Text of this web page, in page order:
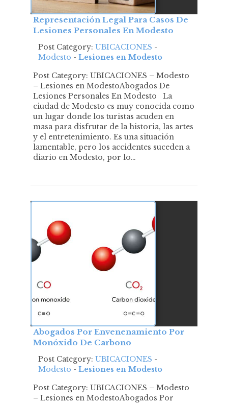
Representación Legal Para Casos De
Lesiones Personales En Modesto
Post Category: UBICACIONES -
Modesto - Lesiones en Modesto
Post Category: UBICACIONES – Modesto
– Lesiones en ModestoAbogados De
Lesiones Personales En Modesto La
ciudad de Modesto es muy conocida como
un lugar donde los turistas acuden en
masa para disfrutar de la historia, las artes
y el entretenimiento. Es una situación
lamentable, pero los accidentes suceden a
diario en Modesto, por lo…
Abogados Por Envenenamiento Por
Monóxido De Carbono
Post Category: UBICACIONES -
Modesto - Lesiones en Modesto
Post Category: UBICACIONES – Modesto
– Lesiones en ModestoAbogados Por